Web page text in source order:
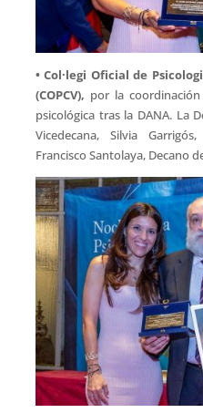
• Col·legi Oficial de
(COPCV), por la
psicológica tras la DANA. La
Vicedecana, Silvia
Francisco Santolaya, Decano